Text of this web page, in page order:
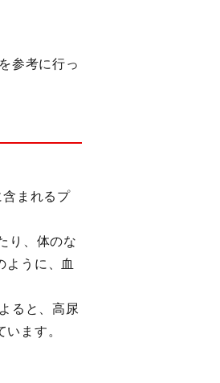
参考に行っ
まれるプ
り、体のな
ように、血
ると、高尿
ます。